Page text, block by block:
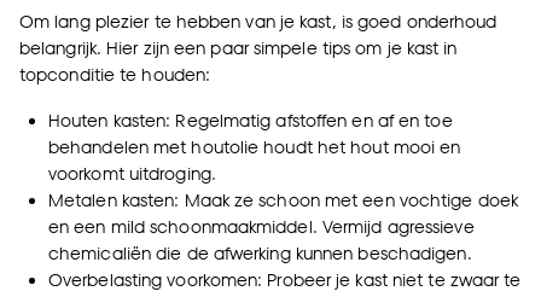
Om lang plezier te hebben van je kast, is goed onderhoud
belangrijk. Hier zijn een paar simpele tips om je kast in
topconditie te houden:
Houten kasten: Regelmatig afstoffen en af en toe
behandelen met houtolie houdt het hout mooi en
voorkomt uitdroging.
Metalen kasten: Maak ze schoon met een vochtige doek
en een mild schoonmaakmiddel. Vermijd agressieve
chemicaliën die de afwerking kunnen beschadigen.
Overbelasting voorkomen: Probeer je kast niet te zwaar te